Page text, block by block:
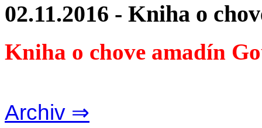
02.11.2016 - Kniha o
Kniha o chove amadín
Archiv ⇒